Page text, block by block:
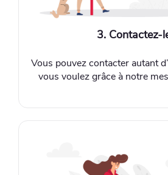
3. Contactez-
Vous pouvez contacter autant
vous voulez grâce à notre